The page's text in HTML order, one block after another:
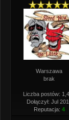
Warszawa
brak
Liczba postów:
Dołączył: Jul
Reputacja: 4